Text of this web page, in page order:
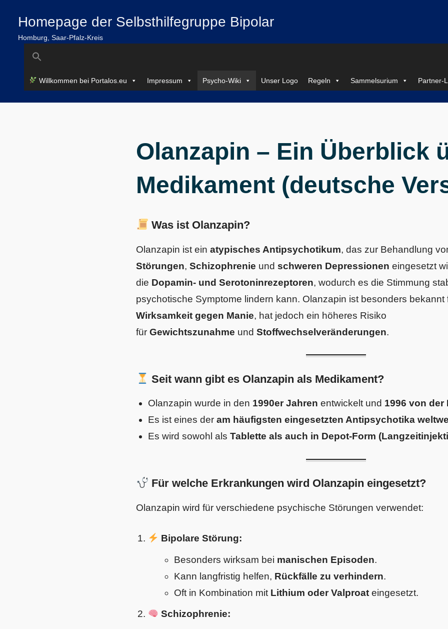
springen
Homepage der Selbsthilfegruppe Bipolar
Homburg, Saar-Pfalz-Kreis
Search
for:
Willkommen bei Portalos.eu Impressum Psycho-Wiki Unser Logo Regeln Sammelsurium Partner-
Olanzapin – Ein Überblick
Medikament (deutsche
Was ist Olanzapin?
Olanzapin ist ein atypisches Antipsychotikum, das zur Behandlung
Störungen, Schizophrenie und schweren Depressionen eingesetzt
die Dopamin- und Serotoninrezeptoren, wodurch es die Stimmung
psychotische Symptome lindern kann. Olanzapin ist besonders bekannt
Wirksamkeit gegen Manie, hat jedoch ein höheres Risiko
für Gewichtszunahme und Stoffwechselveränderungen.
Seit wann gibt es Olanzapin als Medikament?
Olanzapin wurde in den 1990er Jahren entwickelt und 1996 von der
Es ist eines der am häufigsten eingesetzten Antipsychotika
Es wird sowohl als Tablette als auch in Depot-Form
Für welche Erkrankungen wird Olanzapin eingesetzt?
Olanzapin wird für verschiedene psychische Störungen verwendet:
Bipolare Störung:
Besonders wirksam bei manischen Episoden.
Kann langfristig helfen, Rückfälle zu verhindern.
Oft in Kombination mit Lithium oder Valproat eingesetzt.
Schizophrenie: